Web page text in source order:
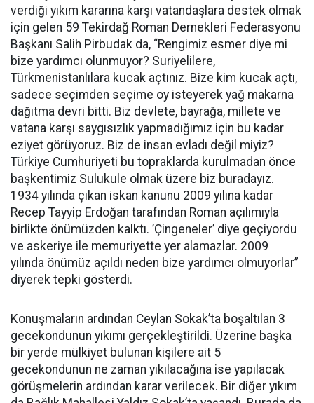
verdiği yıkım kararına karşı vatandaşlara destek olmak
için gelen 59 Tekirdağ Roman Dernekleri Federasyonu
Başkanı Salih Pirbudak da, “Rengimiz esmer diye mi
bize yardımcı olunmuyor? Suriyelilere,
Türkmenistanlılara kucak açtınız. Bize kim kucak açtı,
sadece seçimden seçime oy isteyerek yağ makarna
dağıtma devri bitti. Biz devlete, bayrağa, millete ve
vatana karşı saygısızlık yapmadığımız için bu kadar
eziyet görüyoruz. Biz de insan evladı değil miyiz?
Türkiye Cumhuriyeti bu topraklarda kurulmadan önce
başkentimiz Sulukule olmak üzere biz buradayız.
1934 yılında çıkan iskan kanunu 2009 yılına kadar
Recep Tayyip Erdoğan tarafından Roman açılımıyla
birlikte önümüzden kalktı. ’Çingeneler’ diye geçiyordu
ve askeriye ile memuriyette yer alamazlar. 2009
yılında önümüz açıldı neden bize yardımcı olmuyorlar”
diyerek tepki gösterdi.
Konuşmaların ardından Ceylan Sokak’ta boşaltılan 3
gecekondunun yıkımı gerçekleştirildi. Üzerine başka
bir yerde mülkiyet bulunan kişilere ait 5
gecekondunun ne zaman yıkılacağına ise yapılacak
görüşmelerin ardından karar verilecek. Bir diğer yıkım